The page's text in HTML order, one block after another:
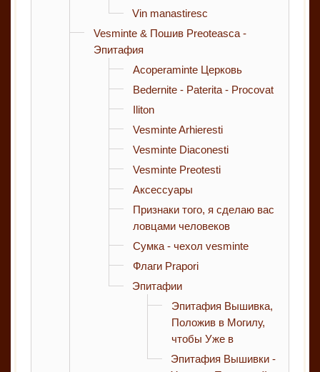
Vin manastiresc
Vesminte & Пошив Preoteasca -
Эпитафия
Acoperaminte Церковь
Bedernite - Paterita - Procovat
Iliton
Vesminte Arhieresti
Vesminte Diaconesti
Vesminte Preotesti
Аксессуары
Признаки того, я сделаю вас
ловцами человеков
Сумка - чехол vesminte
Флаги Prapori
Эпитафии
Эпитафия Вышивка,
Положив в Могилу,
чтобы Уже в
Эпитафия Вышивки -